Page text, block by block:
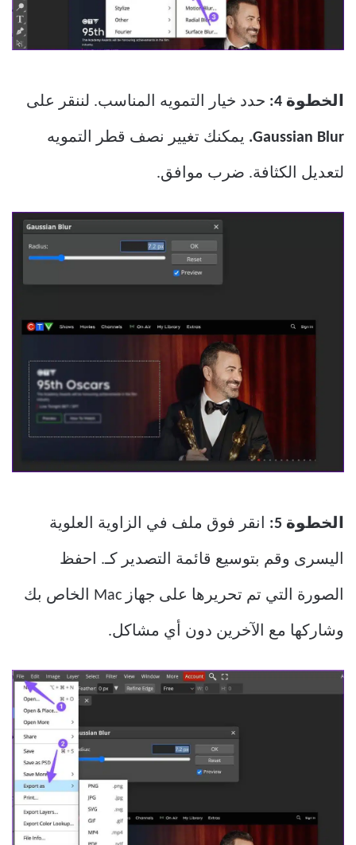
الخطوة 4: حدد خيار التمويه المناسب. لننقر على
Gaussian Blur. يمكنك تغيير نصف قطر التمويه
لتعديل الكثافة. ضرب موافق.
الخطوة 5: انقر فوق ملف في الزاوية العلوية
اليسرى وقم بتوسيع قائمة التصدير كـ. احفظ
الصورة التي تم تحريرها على جهاز Mac الخاص بك
وشاركها مع الآخرين دون أي مشاكل.